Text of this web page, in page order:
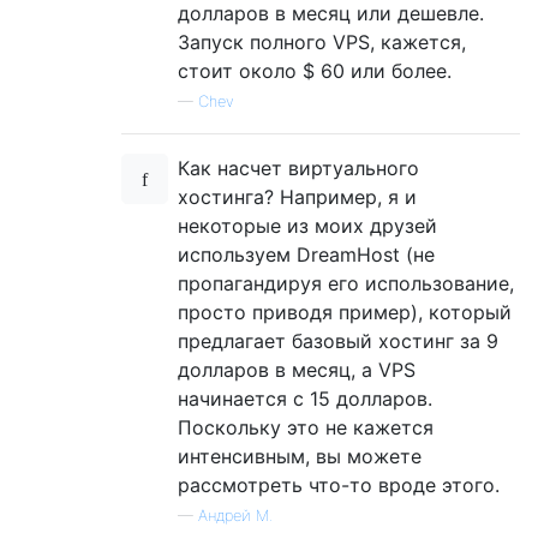
долларов в месяц или дешевле.
Запуск полного VPS, кажется,
стоит около $ 60 или более.
— Chev
Как насчет виртуального
хостинга? Например, я и
некоторые из моих друзей
используем DreamHost (не
пропагандируя его использование,
просто приводя пример), который
предлагает базовый хостинг за 9
долларов в месяц, а VPS
начинается с 15 долларов.
Поскольку это не кажется
интенсивным, вы можете
рассмотреть что-то вроде этого.
— Андрей М.